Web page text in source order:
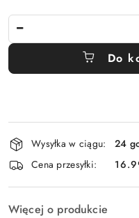
Do
Dostępność
i
dostawa
Wysyłka w ciągu:
24
Cena przesyłki:
Więcej o produkcie